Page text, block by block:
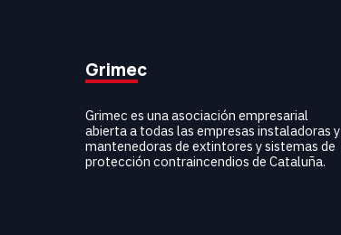
Grimec
Grimec es una asociación empresarial
abierta a todas las empresas instaladoras y
mantenedoras de extintores y sistemas de
protección contraincendios de Cataluña.